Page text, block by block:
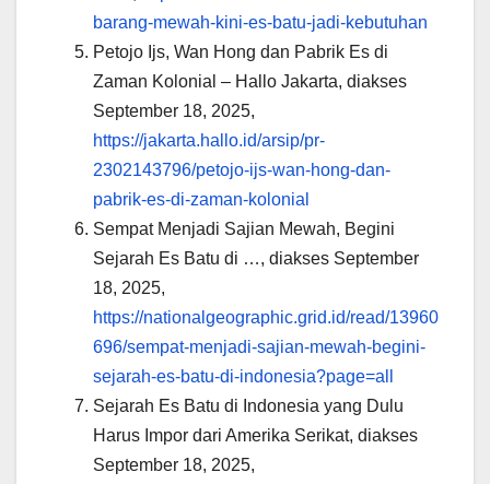
barang-mewah-kini-es-batu-jadi-kebutuhan
Petojo Ijs, Wan Hong dan Pabrik Es di
Zaman Kolonial – Hallo Jakarta, diakses
September 18, 2025,
https://jakarta.hallo.id/arsip/pr-
2302143796/petojo-ijs-wan-hong-dan-
pabrik-es-di-zaman-kolonial
Sempat Menjadi Sajian Mewah, Begini
Sejarah Es Batu di …, diakses September
18, 2025,
https://nationalgeographic.grid.id/read/13960
696/sempat-menjadi-sajian-mewah-begini-
sejarah-es-batu-di-indonesia?page=all
Sejarah Es Batu di Indonesia yang Dulu
Harus Impor dari Amerika Serikat, diakses
September 18, 2025,